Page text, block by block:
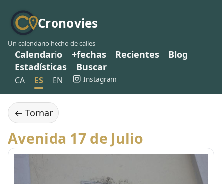
Cronovies
Un calendario hecho de calles
Calendario +fechas Recientes
Blog
Estadísticas
Buscar
CA ES EN Instagram
← Tornar
Avenida 17 de Julio